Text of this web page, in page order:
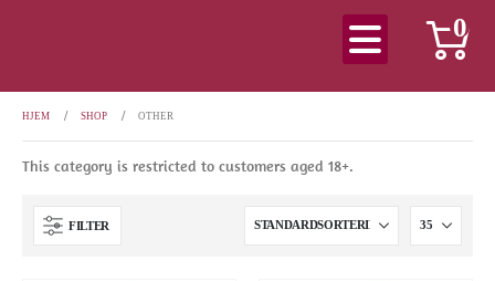
0
HJEM SHOP OTHER
This category is restricted to customers aged 18+.
FILTER